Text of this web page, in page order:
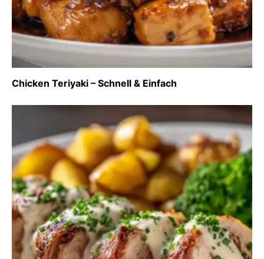
Chicken Teriyaki – Schnell & Einfach